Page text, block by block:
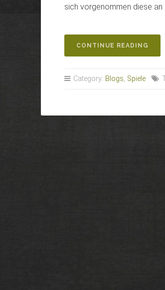
sich vorgenommen diese
CONTINUE READING
2
Category: Blogs, Spiele